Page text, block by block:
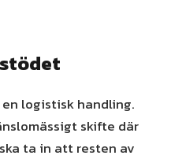
logistisk handling.
skifte där
ta in att resten av